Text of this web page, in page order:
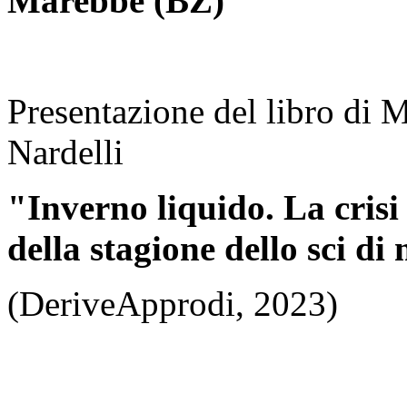
Presentazione del libro di
Nardelli
"Inverno liquido. La crisi
della stagione dello sci di
(DeriveApprodi, 2023)